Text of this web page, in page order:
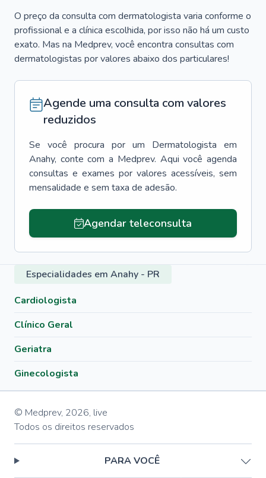
O preço da consulta com dermatologista varia conforme o
profissional e a clínica escolhida, por isso não há um custo
exato. Mas na Medprev, você encontra consultas com
dermatologistas por valores abaixo dos particulares!
Agende uma consulta com valores
reduzidos
Se você procura por um Dermatologista em
Anahy, conte com a Medprev. Aqui você agenda
consultas e exames por valores acessíveis, sem
mensalidade e sem taxa de adesão.
Agendar teleconsulta
Especialidades em Anahy - PR
Cardiologista
Clínico Geral
Geriatra
Ginecologista
© Medprev, 2026, live
Todos os direitos reservados
PARA VOCÊ